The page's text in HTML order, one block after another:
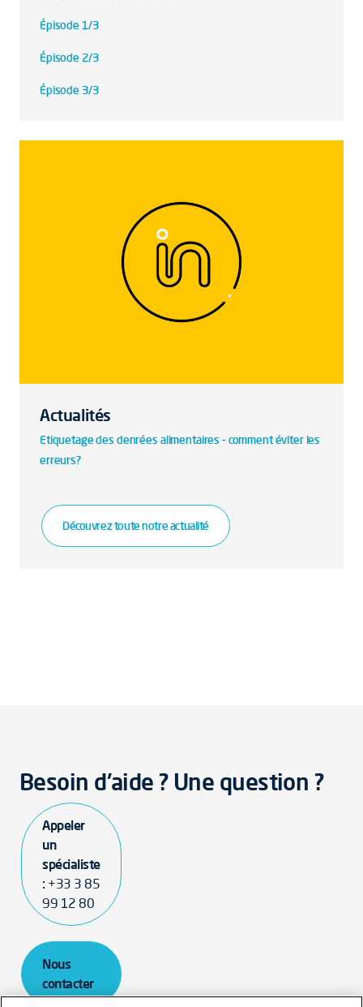
Épisode 1/3
Épisode 2/3
Épisode 3/3
Actualités
Etiquetage des denrées alimentaires - comment éviter les
erreurs?
Découvrez toute notre actualité
Besoin d'aide ? Une question ?
Appeler
un
spécialiste
: +33 3 85
99 12 80
Nous
contacter